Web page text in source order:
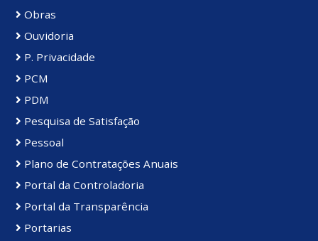
Obras
Ouvidoria
P. Privacidade
PCM
PDM
Pesquisa de Satisfação
Pessoal
Plano de Contratações Anuais
Portal da Controladoria
Portal da Transparência
Portarias